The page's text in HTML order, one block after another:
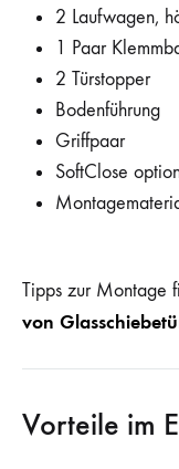
2 Laufwagen,
1 Paar
2 Türstopper
Bodenführung
Griffpaar
SoftClose
Tipps zur Montage
von
Vorteile im